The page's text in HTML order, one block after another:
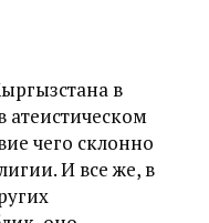
в
атеистическом
чего склонно
И все же, в